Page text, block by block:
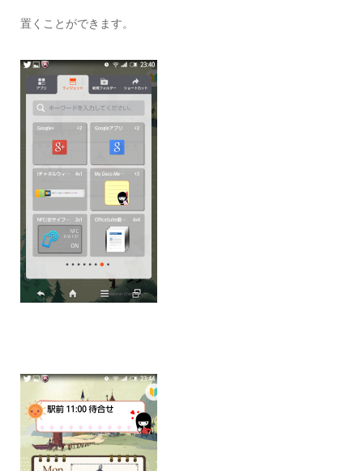
置くことができます。